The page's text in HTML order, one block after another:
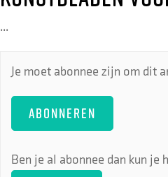
...
Je moet abonnee zijn om dit
ABONNEREN
Ben je al abonnee dan kun je